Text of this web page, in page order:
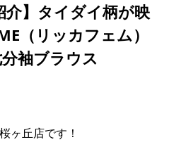
アフターサポート
下取り保証について
よくある質問
店舗一覧
お問い合わせ
介】タイダイ柄が映
（リッカフェム）
袖ブラウス
ヶ丘店です！